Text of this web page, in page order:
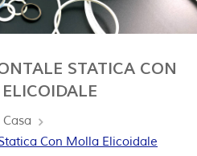
STATICA CON
Casa
Con Molla Elicoidale